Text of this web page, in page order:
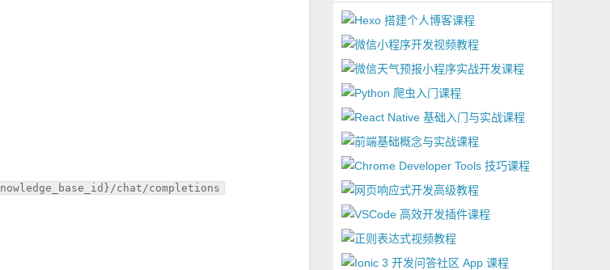
chat/completions